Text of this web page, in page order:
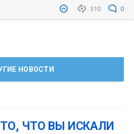
310 0
НОВОСТИ
ЧТО ВЫ ИСКАЛИ